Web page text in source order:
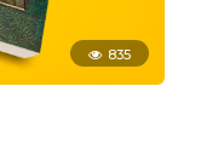
835